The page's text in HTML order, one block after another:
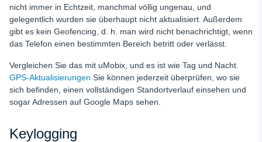
nicht immer in Echtzeit, manchmal völlig ungenau, und
gelegentlich wurden sie überhaupt nicht aktualisiert. Außerdem
gibt es kein Geofencing, d. h. man wird nicht benachrichtigt, wenn
das Telefon einen bestimmten Bereich betritt oder verlässt.
Vergleichen Sie das mit uMobix, und es ist wie Tag und Nacht.
GPS-Aktualisierungen Sie können jederzeit überprüfen, wo sie
sich befinden, einen vollständigen Standortverlauf einsehen und
sogar Adressen auf Google Maps sehen.
Keylogging